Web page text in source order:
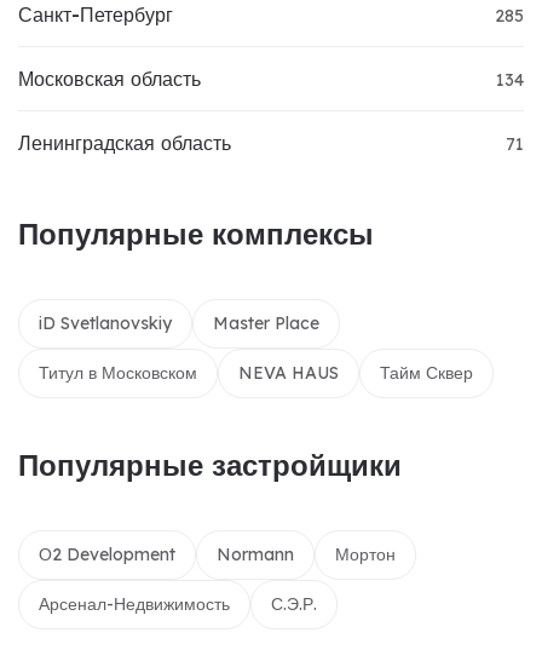
Санкт-Петербург 285
Московская область 134
Ленинградская область 71
Популярные комплексы
iD Svetlanovskiy Master Place
Титул в Московском NEVA HAUS Тайм Сквер
Популярные застройщики
О2 Development Normann Мортон
Арсенал-Недвижимость С.Э.Р.